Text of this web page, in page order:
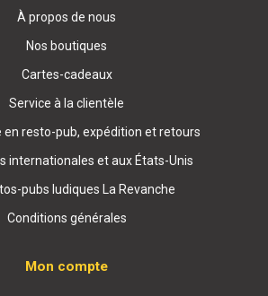
À propos de nous
Nos boutiques
Cartes-cadeaux
Service à la clientèle
en resto-pub, expédition et retours
internationales et aux États-Unis
pubs ludiques La Revanche
Conditions générales
Mon compte